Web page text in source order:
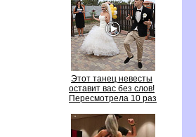
Этот танец невесты
оставит вас без слов!
Пересмотрела 10 раз